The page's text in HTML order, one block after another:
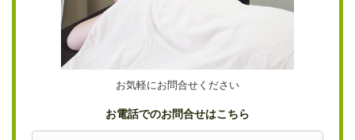
お気軽にお問合せください
お電話でのお問合せはこちら